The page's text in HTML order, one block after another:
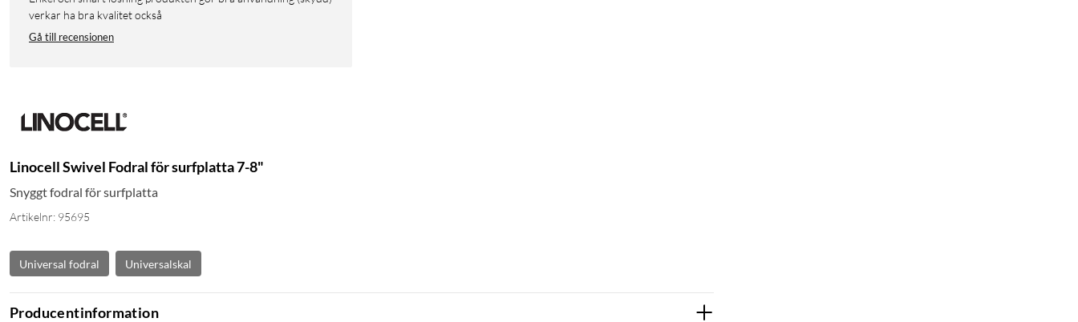
verkar ha bra kvalitet också
Gå till recensionen
Linocell Swivel Fodral för surfplatta 7-8"
Snyggt fodral för surfplatta
Artikelnr: 95695
Universal fodral Universalskal
Producentinformation